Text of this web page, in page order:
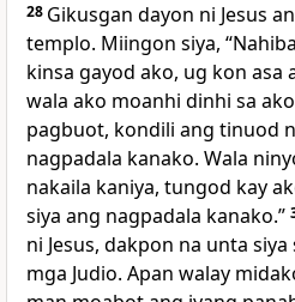
28 Gikusgan dayon ni Jesus
templo. Miingon siya,
kinsa gayod ako, ug kon asa
wala ako moanhi dinhi sa
pagbuot, kondili ang tinuod
nagpadala kanako. Wala
nakaila kaniya, tungod kay
siya ang nagpadala kanako.”
ni Jesus, dakpon na unta
mga Judio. Apan walay